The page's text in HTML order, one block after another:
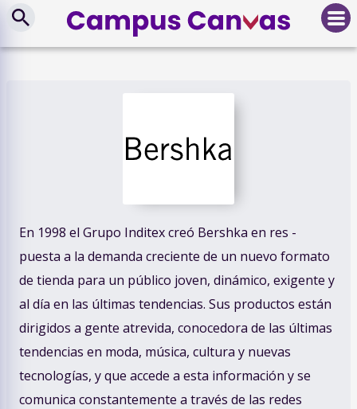
En 1998 el Grupo Inditex creó Bershka en res -
puesta a la demanda creciente de un nuevo formato
de tienda para un público joven, dinámico, exigente y
al día en las últimas tendencias. Sus productos están
dirigidos a gente atrevida, conocedora de las últimas
tendencias en moda, música, cultura y nuevas
tecnologías, y que accede a esta información y se
comunica constantemente a través de las redes